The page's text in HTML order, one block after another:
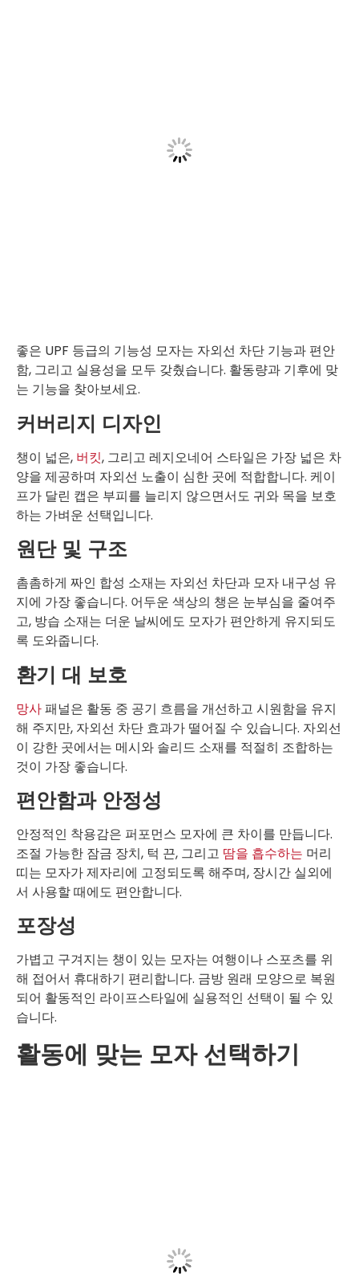
좋은 UPF 등급의 기능성 모자는 자외선 차단 기능과 편안
함, 그리고 실용성을 모두 갖췄습니다. 활동량과 기후에 맞
는 기능을 찾아보세요.
커버리지 디자인
챙이 넓은, 버킷, 그리고 레지오네어 스타일은 가장 넓은 차
양을 제공하며 자외선 노출이 심한 곳에 적합합니다. 케이
프가 달린 캡은 부피를 늘리지 않으면서도 귀와 목을 보호
하는 가벼운 선택입니다.
원단 및 구조
촘촘하게 짜인 합성 소재는 자외선 차단과 모자 내구성 유
지에 가장 좋습니다. 어두운 색상의 챙은 눈부심을 줄여주
고, 방습 소재는 더운 날씨에도 모자가 편안하게 유지되도
록 도와줍니다.
환기 대 보호
망사패널은 활동 중 공기 흐름을 개선하고 시원함을 유지
해 주지만, 자외선 차단 효과가 떨어질 수 있습니다. 자외선
이 강한 곳에서는 메시와 솔리드 소재를 적절히 조합하는
것이 가장 좋습니다.
편안함과 안정성
안정적인 착용감은 퍼포먼스 모자에 큰 차이를 만듭니다.
조절 가능한 잠금 장치, 턱 끈, 그리고 땀을 흡수하는 머리
띠는 모자가 제자리에 고정되도록 해주며, 장시간 실외에
서 사용할 때에도 편안합니다.
포장성
가볍고 구겨지는 챙이 있는 모자는 여행이나 스포츠를 위
해 접어서 휴대하기 편리합니다. 금방 원래 모양으로 복원
되어 활동적인 라이프스타일에 실용적인 선택이 될 수 있
습니다.
활동에 맞는 모자 선택하기